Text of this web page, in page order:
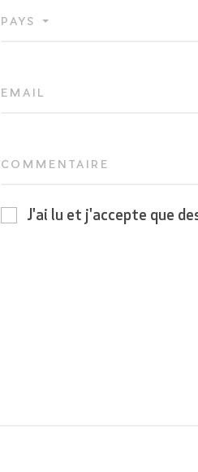
PAYS
EMAIL
COMMENTAIRE
J'ai lu et j'accepte que